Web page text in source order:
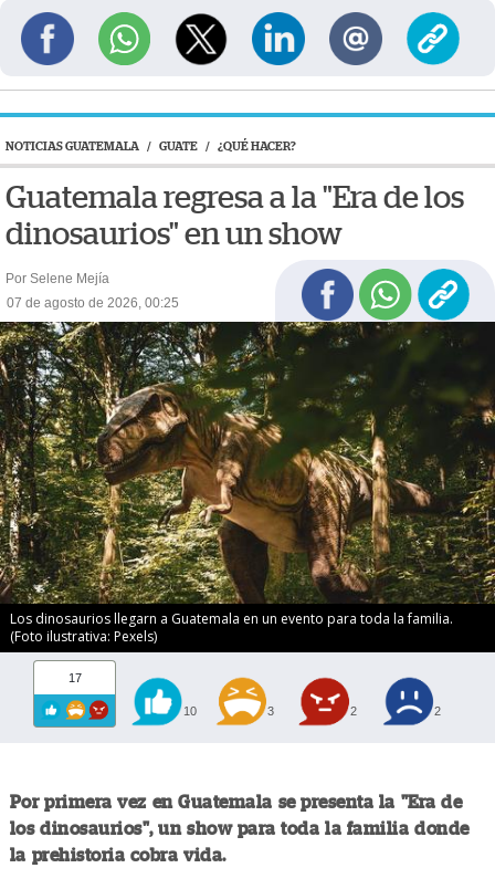
NOTICIAS GUATEMALA / GUATE / ¿QUÉ HACER?
Guatemala regresa a la "Era de los
dinosaurios" en un show
Por Selene Mejía
07 de agosto de 2026, 00:25
Los dinosaurios llegarn a Guatemala en un evento para toda la familia.
(Foto ilustrativa: Pexels)
17
10 3 2 2
Por primera vez en Guatemala se presenta la "Era de
los dinosaurios", un show para toda la familia donde
la prehistoria cobra vida.